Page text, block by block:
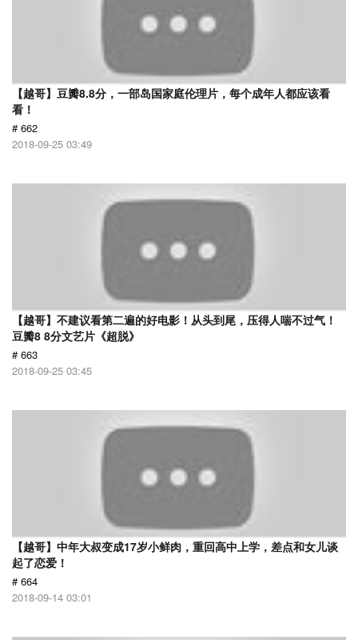
【越哥】豆瓣8.8分，一部岛国家庭伦理片，每个成年人都应该看
看！
# 662
2018-09-25 03:49
【越哥】不建议看第二遍的好电影！从头到尾，压得人喘不过气！
豆瓣8 8分文艺片《超脱》
# 663
2018-09-25 03:45
【越哥】中年大叔变成17岁小鲜肉，重回高中上学，差点和女儿谈
起了恋爱！
# 664
2018-09-14 03:01